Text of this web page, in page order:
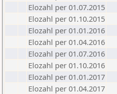
Elozahl per 01.07.2015
Elozahl per 01.10.2015
Elozahl per 01.01.2016
Elozahl per 01.04.2016
Elozahl per 01.07.2016
Elozahl per 01.10.2016
Elozahl per 01.01.2017
Elozahl per 01.04.2017